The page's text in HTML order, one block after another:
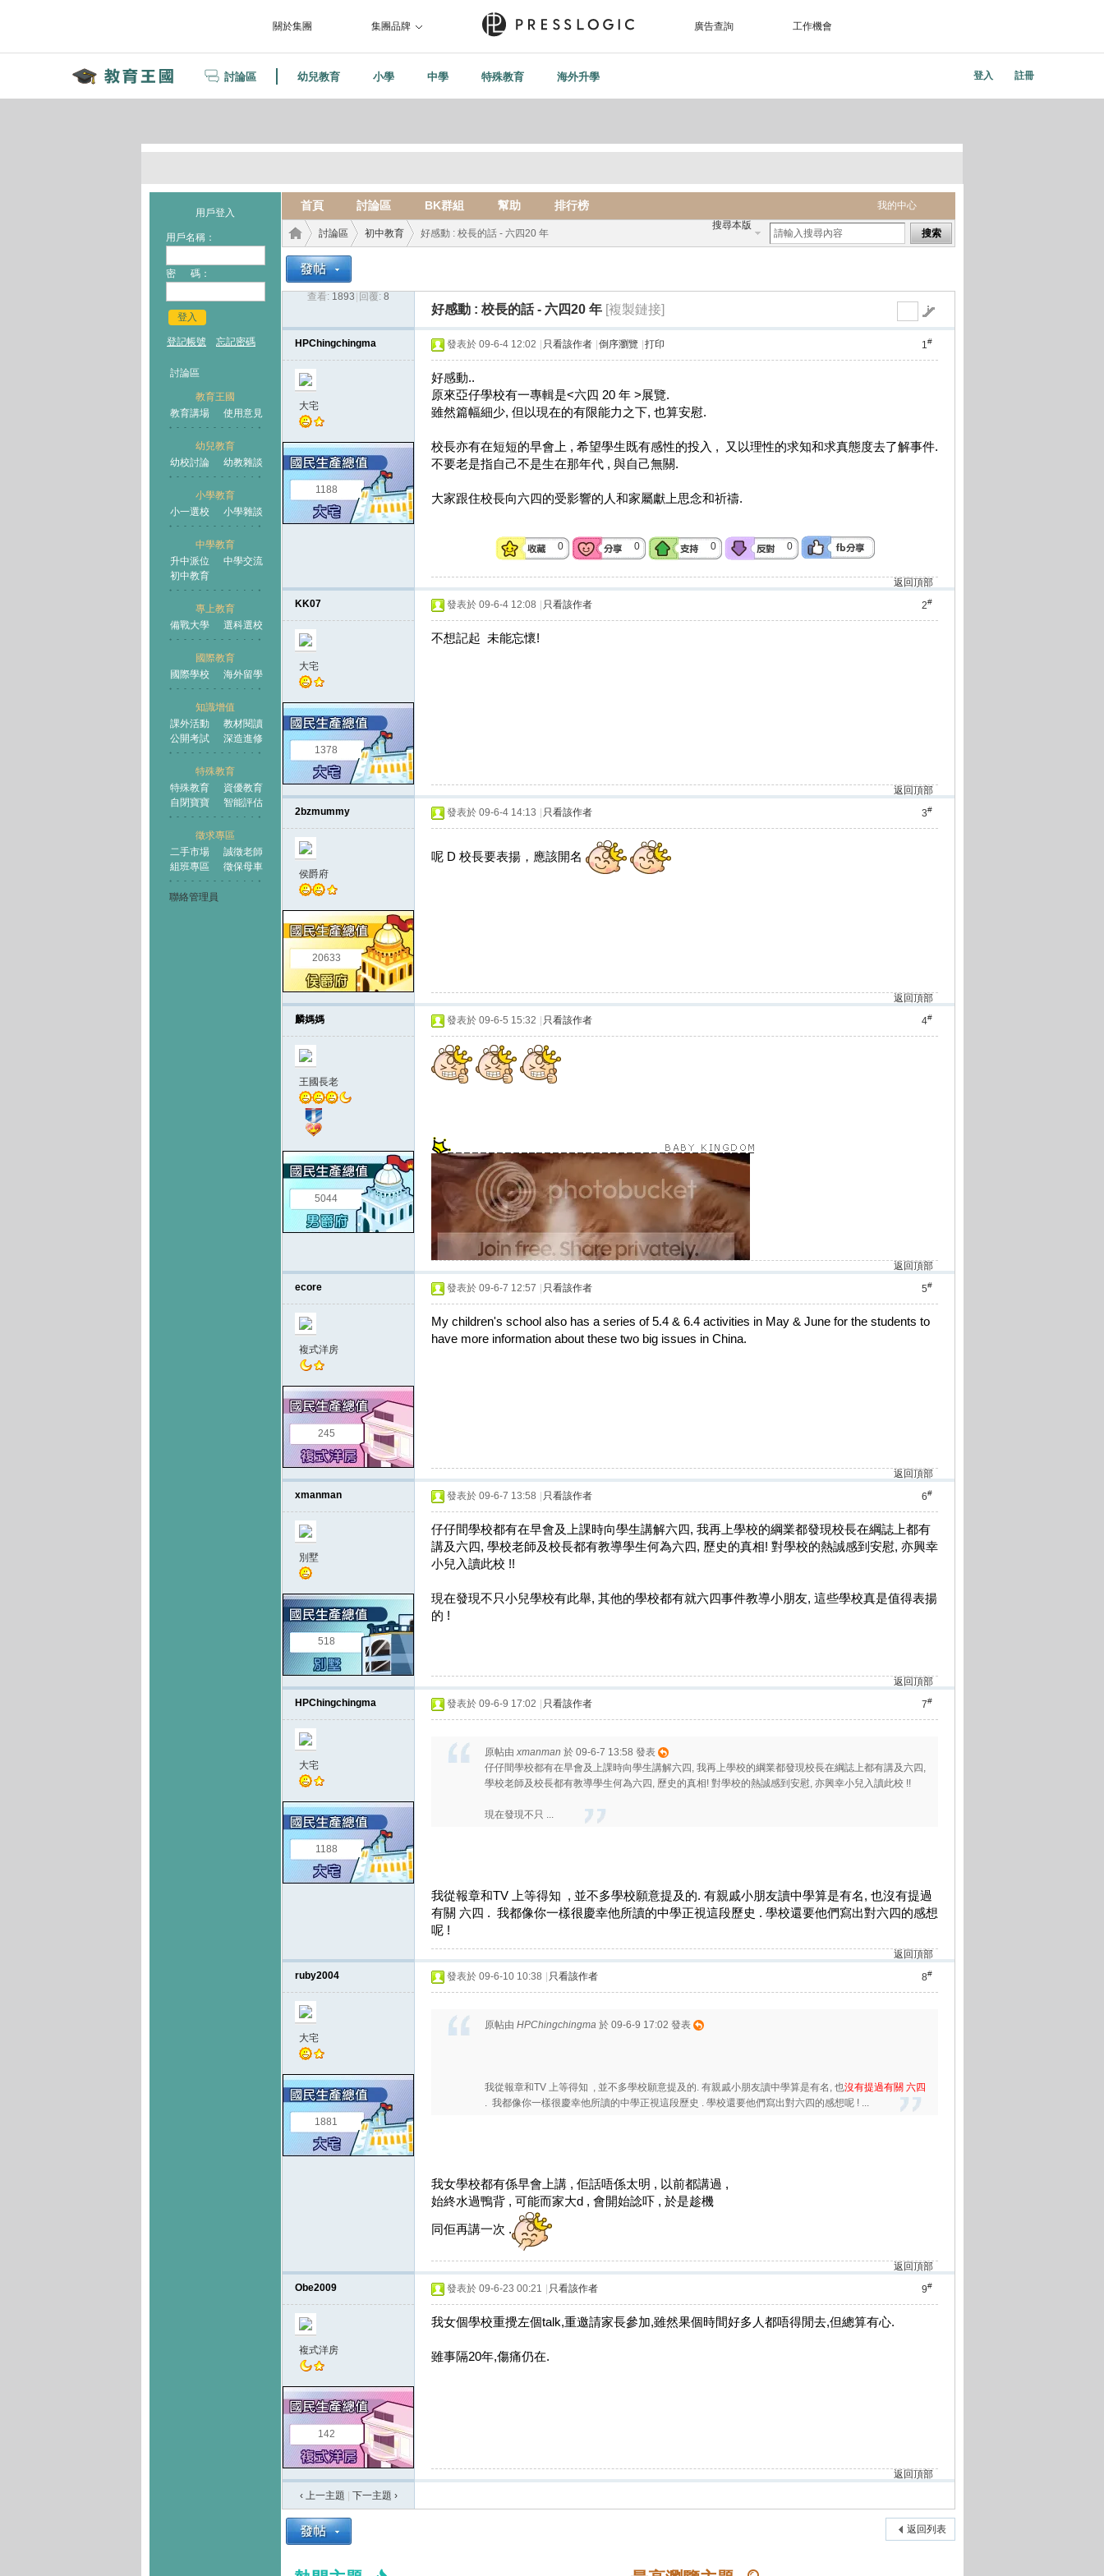
關於集團 集團品牌 廣告查詢 工作機會
討論區 幼兒教育 小學 中學 特殊教育 海外升學 登入 註冊
用戶登入
用戶名稱：
密 碼：
登入
登記帳號 忘記密碼
討論區
教育王國
教育講場
使用意見
幼兒教育
幼校討論
幼教雜談
小學教育
小一選校
小學雜談
中學教育
升中派位
中學交流
初中教育
專上教育
備戰大學
選科選校
國際教育
國際學校
海外留學
知識增值
課外活動
教材閱讀
公開考試
深造進修
特殊教育
特殊教育
資優教育
自閉寶寶
智能評估
徵求專區
二手市場
誠徵老師
組班專區
徵保母車
聯絡管理員
我的中心
首頁 討論區 BK群組 幫助 排行榜
搜尋本版
搜索
王國
討論區
›
初中教育 好感動 : 校長的話 - 六四20 年
查看: 1893 回覆: 8
好感動 : 校長的話 - 六四20 年 [複製鏈接]
HPChingchingma
大宅
1188
1#
發表於 09-6-4 12:02 只看該作者 倒序瀏覽 打印
好感動..
原來亞仔學校有一專輯是<六四 20 年 >展覽.
雖然篇幅細少, 但以現在的有限能力之下, 也算安慰.
校長亦有在短短的早會上 , 希望學生既有感性的投入 , 又以理性的求知和求真態度去了解事件.
不要老是指自己不是生在那年代 , 與自己無關.
大家跟住校長向六四的受影響的人和家屬獻上思念和祈禱.
0 0 0 0
返回頂部
KK07
大宅
1378
2#
發表於 09-6-4 12:08 只看該作者
不想記起 未能忘懷!
返回頂部
2bzmummy
侯爵府
20633
3#
發表於 09-6-4 14:13 只看該作者
呢 D 校長要表揚，應該開名
返回頂部
麟媽媽
王國長老
5044
4#
發表於 09-6-5 15:32 只看該作者
返回頂部
ecore
複式洋房
245
5#
發表於 09-6-7 12:57 只看該作者
My children's school also has a series of 5.4 & 6.4 activities in May & June for the students to
have more information about these two big issues in China.
返回頂部
xmanman
別墅
518
6#
發表於 09-6-7 13:58 只看該作者
仔仔間學校都有在早會及上課時向學生講解六四, 我再上學校的綱業都發現校長在綱誌上都有
講及六四, 學校老師及校長都有教導學生何為六四, 歷史的真相! 對學校的熱誠感到安慰, 亦興幸
小兒入讀此校 !!
現在發現不只小兒學校有此舉, 其他的學校都有就六四事件教導小朋友, 這些學校真是值得表揚
的 !
返回頂部
HPChingchingma
大宅
1188
7#
發表於 09-6-9 17:02 只看該作者
原帖由 xmanman 於 09-6-7 13:58 發表
仔仔間學校都有在早會及上課時向學生講解六四, 我再上學校的綱業都發現校長在綱誌上都有講及六四,
學校老師及校長都有教導學生何為六四, 歷史的真相! 對學校的熱誠感到安慰, 亦興幸小兒入讀此校 !!
現在發現不只 ...
我從報章和TV 上等得知 , 並不多學校願意提及的. 有親戚小朋友讀中學算是有名, 也沒有提過
有關 六四 . 我都像你一樣很慶幸他所讀的中學正視這段歷史 . 學校還要他們寫出對六四的感想
呢 !
返回頂部
ruby2004
大宅
1881
8#
發表於 09-6-10 10:38 只看該作者
原帖由 HPChingchingma 於 09-6-9 17:02 發表
我從報章和TV 上等得知 , 並不多學校願意提及的. 有親戚小朋友讀中學算是有名, 也沒有提過有關 六四
. 我都像你一樣很慶幸他所讀的中學正視這段歷史 . 學校還要他們寫出對六四的感想呢 ! ...
我女學校都有係早會上講 , 佢話唔係太明 , 以前都講過 ,
始終水過鴨背 , 可能而家大d , 會開始諗吓 , 於是趁機
同佢再講一次 .
返回頂部
Obe2009
複式洋房
142
9#
發表於 09-6-23 00:21 只看該作者
我女個學校重攪左個talk,重邀請家長參加,雖然果個時間好多人都唔得閒去,但總算有心.
雖事隔20年,傷痛仍在.
返回頂部
‹ 上一主題
下一主題 ›
返回列表